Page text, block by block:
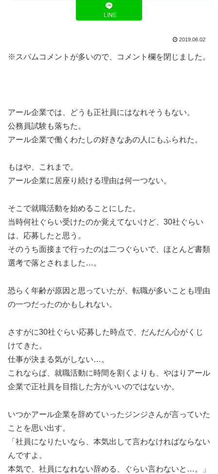
LINE
2019.06.02
※スパムコメントが多いので、コメント欄を閉じました。
アール企業では、どうも正社員にはなれそうもない。
公務員試験も落ちた。
アール企業で働くわたしの好きなあの人にもふられた。
もはや、これまで。
アール企業に居座り続ける理由は何一つない。
そこで就職活動を始めることにした。
当時何社ぐらい受けたのか覚えてないけど、30社ぐらい
は、応募したと思う。
そのうち面接まで行ったのは二つぐらいで、ほとんど書類
選考で落とされました…。
恐らく年齢が原因と思っていたが、転職が多いことも理由
の一つだったのかもしれない。
さすがに30社ぐらい応募した時点で、だんだん心がくじ
けてきた。
仕事が決まる気がしない…。
これならば、就職活動に時間を割くよりも、やはりアール
企業で正社員を目指した方がいいのではないか。
いつかアール企業を辞めていったジンジさんが言っていた
ことを思い出す。
「社員になりたいなら、本気出して言わなければならない
んですよ。
本気で、社員になれない辞める、ぐらい言わないと…。」